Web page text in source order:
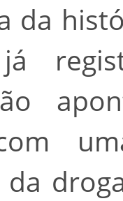
da
já
da